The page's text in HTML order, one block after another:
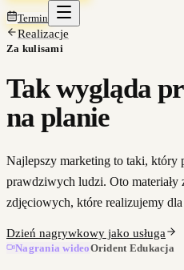
Termin
Realizacje
Za kulisami
Tak wygląda
na planie
Najlepszy marketing to taki, który
prawdziwych ludzi. Oto
zdjęciowych, które realizujemy
Dzień nagrywkowy jako usługa
Nagrania wideoOrident Edukacja